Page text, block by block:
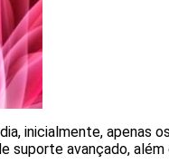
inicialmente, apenas
suporte avançado,